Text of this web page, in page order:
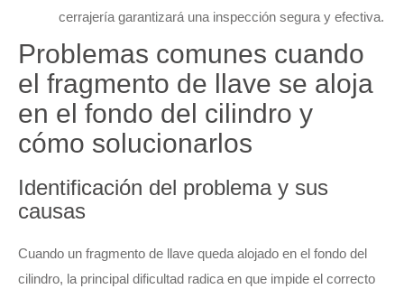
cerrajería garantizará una inspección segura y efectiva.
Problemas comunes cuando
el fragmento de llave se aloja
en el fondo del cilindro y
cómo solucionarlos
Identificación del problema y sus
causas
Cuando un fragmento de llave queda alojado en el fondo del
cilindro, la principal dificultad radica en que impide el correcto